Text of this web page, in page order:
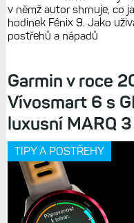
v němž autor shrnuje, co
hodinek Fénix 9. Jako
postřehů a nápadů
Garmin v roce
Vívosmart 6 s
luxusní MARQ
TIPY A POSTŘEHY